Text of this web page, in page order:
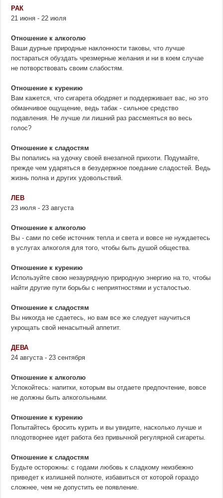
РАК
21 июня - 22 июля
Отношение к алкоголю
Ваши дурные природные наклонности таковы, что лучше
постараться обуздать чрезмерные желания и ни в коем случае
не потворствовать своим слабостям.
Отношение к курению
Вам кажется, что сигарета ободряет и поддерживает вас, но это
обманчивое ощущение, ведь табак - сильное средство
подавления. Не лучше ли лишний раз рассмеяться во весь
голос?
Отношение к сладостям
Вы попались на удочку своей внезапной прихоти. Подумайте,
прежде чем ударяться в безудержное поедание сладостей. Ведь
жизнь полна и других удовольствий.
ЛЕВ
23 июля - 23 августа
Отношение к алкоголю
Вы - сами по себе источник тепла и света и вовсе не нуждаетесь
в услугах алкоголя для того, чтобы быть душой общества.
Отношение к курению
Используйте свою незаурядную природную энергию на то, чтобы
найти другие пути борьбы с неприятностями и усталостью.
Отношение к сладостям
Вы никогда не сдаетесь, но вам все же следует научиться
укрощать свой ненасытный аппетит.
ДЕВА
24 августа - 23 сентября
Отношение к алкоголю
Успокойтесь: напитки, которым вы отдаете предпочтение, вовсе
не должны быть алкогольными.
Отношение к курению
Попытайтесь бросить курить и вы увидите, насколько лучше и
плодотворнее идет работа без привычной регулярной сигареты.
Отношение к сладостям
Будьте осторожны: с годами любовь к сладкому неизбежно
приведет к излишней полноте, избавиться от которой гораздо
сложнее, чем не допустить ее появление.